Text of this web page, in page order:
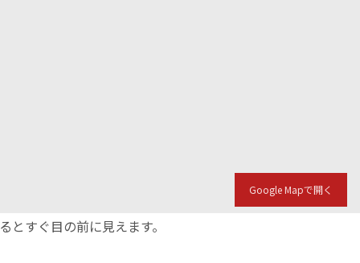
Google Mapで開く
すぐ目の前に見えます。